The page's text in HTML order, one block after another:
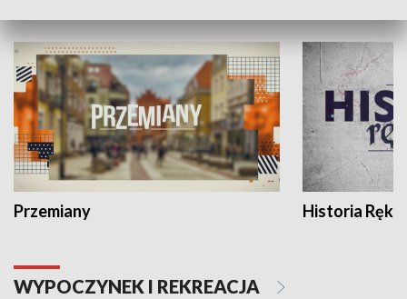
Przemiany Historia Ręką
WYPOCZYNEK I REKREACJA